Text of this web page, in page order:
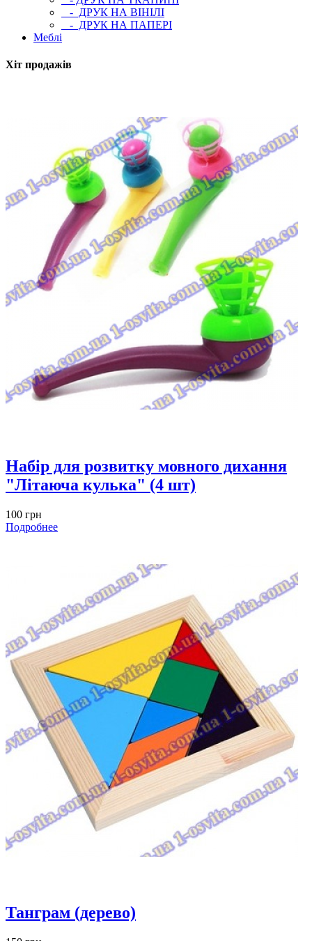
- ДРУК НА ВІНІЛІ
- ДРУК НА ПАПЕРІ
Меблі
Хіт продажів
Набiр для розвитку мовного дихання
"Літаюча кулька" (4 шт)
100 грн
Подробнее
Танграм (дерево)